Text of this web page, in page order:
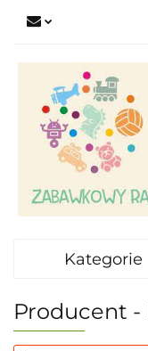
Kategorie
Producent -